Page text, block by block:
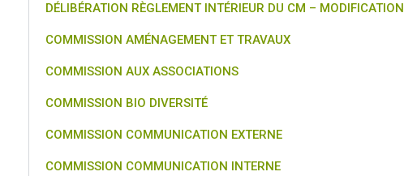
DÉLIBÉRATION RÈGLEMENT INTÉRIEUR DU CM – MODIFICATION
COMMISSION AMÉNAGEMENT ET TRAVAUX
COMMISSION AUX ASSOCIATIONS
COMMISSION BIO DIVERSITÉ
COMMISSION COMMUNICATION EXTERNE
COMMISSION COMMUNICATION INTERNE